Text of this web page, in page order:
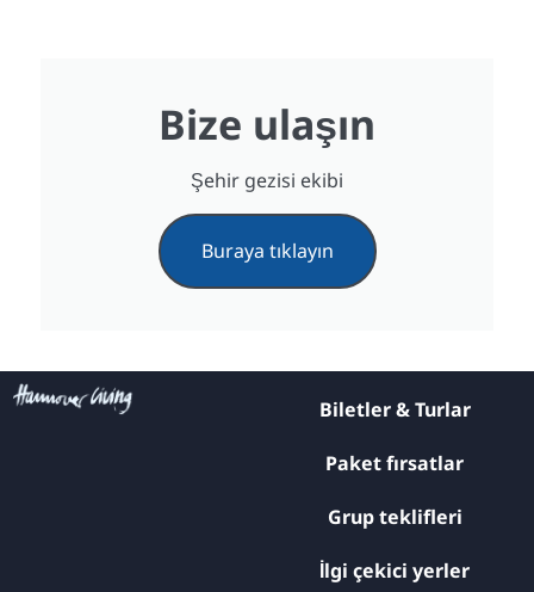
Bize ulaşın
Şehir gezisi ekibi
Buraya tıklayın
Biletler & Turlar
Paket fırsatlar
Grup teklifleri
İlgi çekici yerler